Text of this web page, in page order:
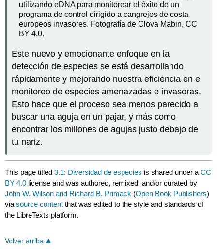
utilizando eDNA para monitorear el éxito de un
programa de control dirigido a cangrejos de costa
europeos invasores. Fotografía de Clova Mabin, CC
BY 4.0.
Este nuevo y emocionante enfoque en la
detección de especies se está desarrollando
rápidamente y mejorando nuestra eficiencia en el
monitoreo de especies amenazadas e invasoras.
Esto hace que el proceso sea menos parecido a
buscar una aguja en un pajar, y más como
encontrar los millones de agujas justo debajo de
tu nariz.
This page titled3.1: Diversidad de especies is shared under aCC
BY 4.0 license and was authored, remixed, and/or curated by
John W. Wilson and Richard B. Primack (Open Book Publishers)
viasource content that was edited to the style and standards of
the LibreTexts platform.
Volver arriba